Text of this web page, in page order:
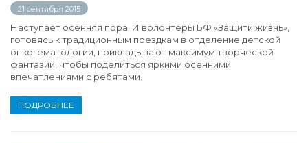
21 сентября 2015
Наступает осенняя пора. И волонтеры БФ «Защити жизнь»,
готовясь к традиционным поездкам в отделение детской
онкогематологии, прикладывают максимум творческой
фантазии, чтобы поделиться яркими осенними
впечатлениями с ребятами.
ПОДРОБНЕЕ